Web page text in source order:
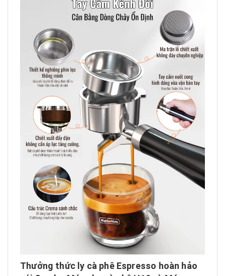
Thưởng thức ly cà phê Espresso hoàn hảo